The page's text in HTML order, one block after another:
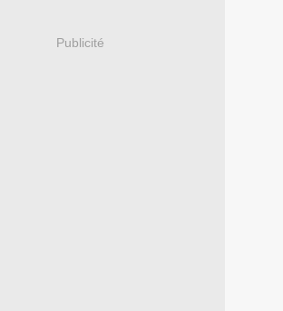
Publicité